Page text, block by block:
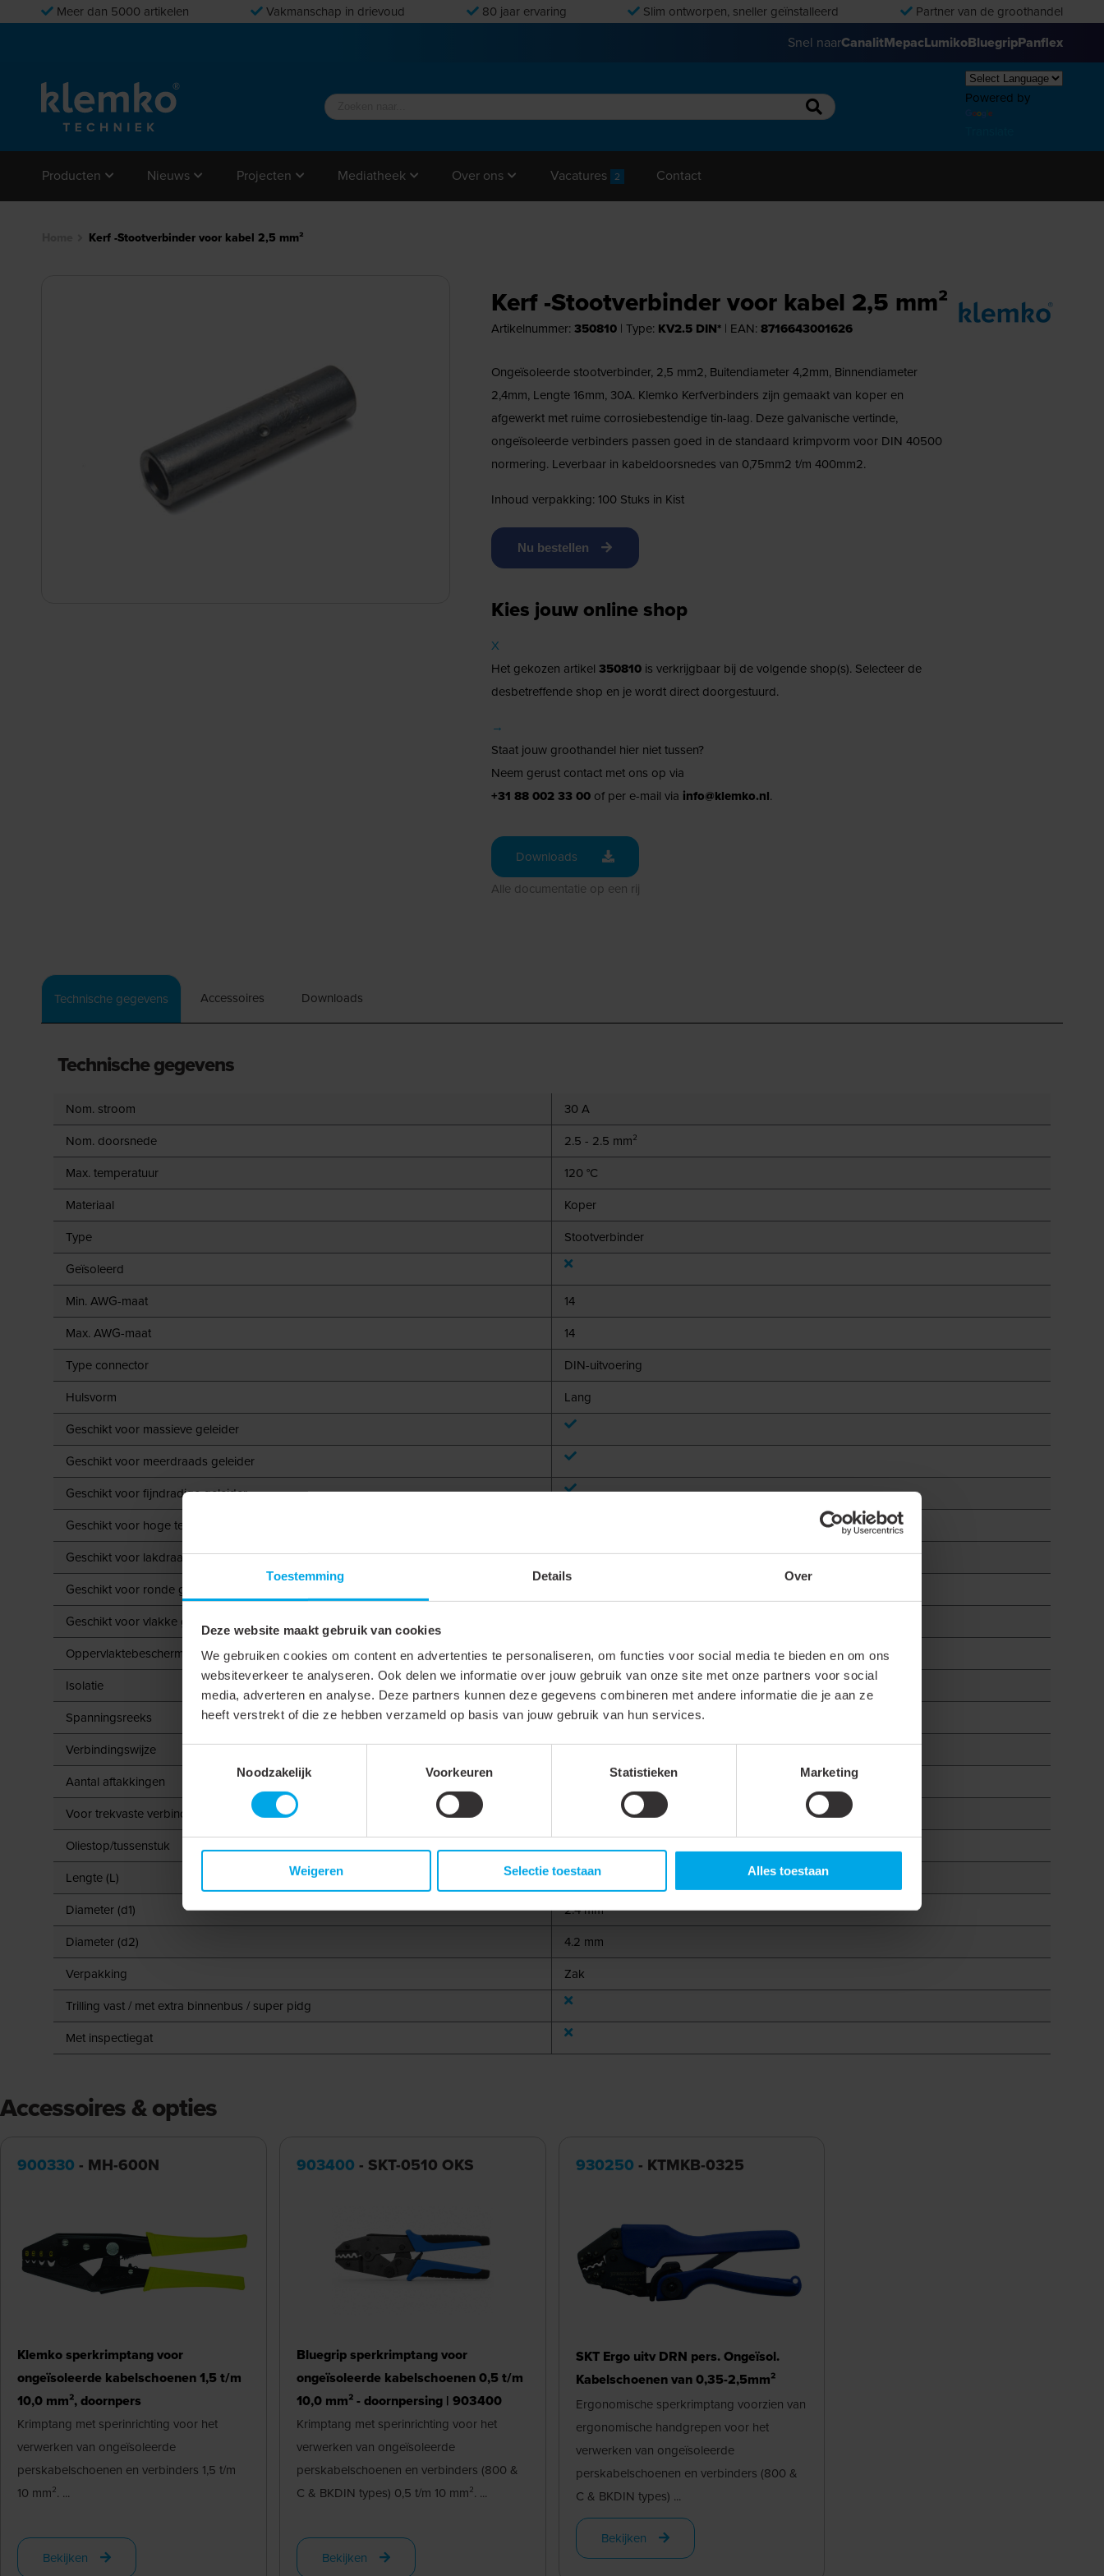
Toestemming Details Over
Deze website maakt gebruik van cookies
We gebruiken cookies om content en advertenties te personaliseren, om functies voor social media te bieden en om ons
websiteverkeer te analyseren. Ook delen we informatie over jouw gebruik van onze site met onze partners voor social
media, adverteren en analyse. Deze partners kunnen deze gegevens combineren met andere informatie die je aan ze
heeft verstrekt of die ze hebben verzameld op basis van jouw gebruik van hun services.
Noodzakelijk
Voorkeuren Statistieken Marketing
Weigeren Selectie toestaan Alles toestaan
Meer dan 5000 artikelen Vakmanschap in drievoud 80 jaar ervaring Slim ontworpen, sneller geïnstalleerd Partner van de groothandel
Snel naarCanalitMepacLumikoBluegripPanflex
Powered by
Producten Nieuws Projecten Mediatheek Over ons Vacatures 2 Contact
Kerf -Stootverbinder voor kabel 2,5 mm²
Kerf -Stootverbinder voor kabel 2,5 mm²
Artikelnummer: 350810| Type: KV2.5 DIN* | EAN: 8716643001626
Ongeïsoleerde stootverbinder, 2,5 mm2, Buitendiameter 4,2mm, Binnendiameter
2,4mm, Lengte 16mm, 30A. Klemko Kerfverbinders zijn gemaakt van koper en
afgewerkt met ruime corrosiebestendige tin-laag. Deze galvanische vertinde,
ongeïsoleerde verbinders passen goed in de standaard krimpvorm voor DIN 40500
normering. Leverbaar in kabeldoorsnedes van 0,75mm2 t/m 400mm2.
Inhoud verpakking: 100 Stuks in Kist
Nu bestellen
Kies jouw online shop
X
Het gekozen artikel 350810is verkrijgbaar bij de volgende shop(s). Selecteer de
desbetreffende shop en je wordt direct doorgestuurd.
→
Staat jouw groothandel hier niet tussen?
Neem gerust contact met ons op via
+31 88 002 33 00of per e-mail via info@klemko.nl.
Downloads
Alle documentatie op een rij
Technische gegevens Accessoires Downloads
Technische gegevens
Nom. stroom
30 A
Nom. doorsnede
2.5 - 2.5 mm²
Max. temperatuur
120 °C
Materiaal
Koper
Type
Stootverbinder
Geïsoleerd
Min. AWG-maat
14
Max. AWG-maat
14
Type connector
DIN-uitvoering
Hulsvorm
Lang
Geschikt voor massieve geleider
Geschikt voor meerdraads geleider
Geschikt voor fijndradige geleider
Geschikt voor hoge temperaturen (tot 650 °C)
Geschikt voor lakdraad
Geschikt voor ronde geleider
Geschikt voor vlakke geleider
Oppervlaktebescherming
Vertind
Isolatie
Geen
Spanningsreeks
Tot 600 V
Verbindingswijze
Stootverbinder
Aantal aftakkingen
Voor trekvaste verbindingen
Oliestop/tussenstuk
Lengte (L)
16 mm
Diameter (d1)
2.4 mm
Diameter (d2)
4.2 mm
Verpakking
Zak
Trilling vast / met extra binnenbus / super pidg
Met inspectiegat
Accessoires & opties
900330 - MH-600N
Klemko sperkrimptang voor
ongeïsoleerde kabelschoenen 1,5 t/m
10,0 mm², doornpers
Krimptang met sperinrichting voor het
verwerken van ongeïsoleerde
perskabelschoenen en verbinders 1,5 t/m
10 mm². ...
Bekijken
903400 - SKT-0510 OKS
Bluegrip sperkrimptang voor
ongeïsoleerde kabelschoenen 0,5 t/m
10,0 mm² - doornpersing | 903400
Krimptang met sperinrichting voor het
verwerken van ongeïsoleerde
perskabelschoenen en verbinders (800 &
C & BKDIN types) 0,5 t/m 10 mm². ...
Bekijken
930250 - KTMKB-0325
SKT Ergo uitv DRN pers. Ongeïsol.
Kabelschoenen van 0,35-2,5mm²
Ergonomische sperkrimptang voorzien van
ergonomische handgrepen voor het
verwerken van ongeïsoleerde
perskabelschoenen en verbinders (800 &
C & BKDIN types) ...
Bekijken